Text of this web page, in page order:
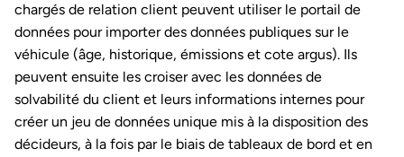
chargés de relation client peuvent utiliser le portail de
données pour importer des données publiques sur le
véhicule (âge, historique, émissions et cote argus). Ils
peuvent ensuite les croiser avec les données de
solvabilité du client et leurs informations internes pour
créer un jeu de données unique mis à la disposition des
décideurs, à la fois par le biais de tableaux de bord et en